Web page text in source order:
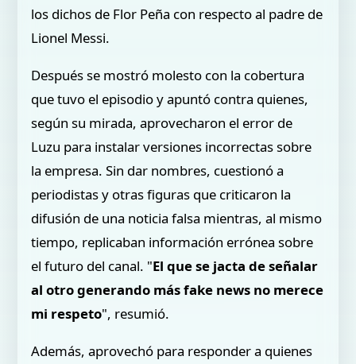
los dichos de Flor Peña con respecto al padre de
Lionel Messi.
Después se mostró molesto con la cobertura
que tuvo el episodio y apuntó contra quienes,
según su mirada, aprovecharon el error de
Luzu para instalar versiones incorrectas sobre
la empresa. Sin dar nombres, cuestionó a
periodistas y otras figuras que criticaron la
difusión de una noticia falsa mientras, al mismo
tiempo, replicaban información errónea sobre
el futuro del canal. "El que se jacta de señalar
al otro generando más fake news no merece
mi respeto", resumió.
Además, aprovechó para responder a quienes